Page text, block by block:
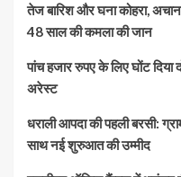
तेज बारिश और घना कोहरा,
48 साल की कमला की जान
पांच हजार रुपए के लिए घोंट दिया
अरेस्ट
धराली आपदा की पहली बरसी:
साथ नई शुरुआत की उम्मीद